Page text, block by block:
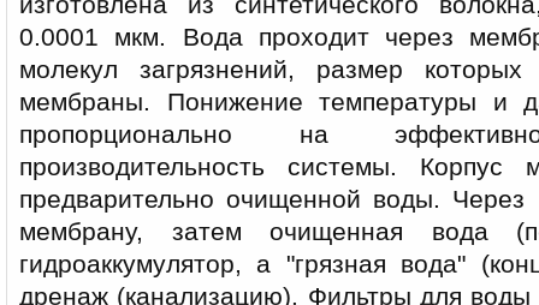
0.0001 мкм. Вода проходит через
молекул загрязнений, размер
мембраны. Понижение температуры и
пропорционально на
производительность системы.
предварительно очищенной воды. Через
мембрану, затем очищенная вода
гидроаккумулятор, а "грязная вода"
дренаж (канализацию). Фильтры для